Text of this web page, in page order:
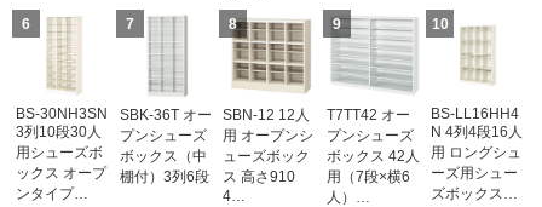
6
BS-30NH3SN
3列10段30人
用シューズボ
ックス オープ
ンタイプ…
7
SBK-36T オー
プンシューズ
ボックス（中
棚付）3列6段
8
SBN-12 12人
用 オープンシ
ューズボック
ス 高さ910
4…
9
T7TT42 オー
プンシューズ
ボックス 42人
用（7段×横6
人）…
10
BS-LL16HH4
N 4列4段16人
用 ロングシュ
ーズ用シュー
ズボックス…